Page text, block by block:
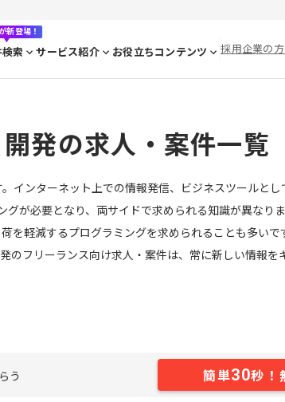
新登場！
索 サービス紹介 お役立ちコンテンツ 採用企業の
発の求人・案件一覧
インターネット上での情報発信、ビジネスツールと
が必要となり、両サイドで求められる知識が異なり
を軽減するプログラミングを求められることも多い
のフリーランス向け求人・案件は、常に新しい情報
う 簡単30秒！